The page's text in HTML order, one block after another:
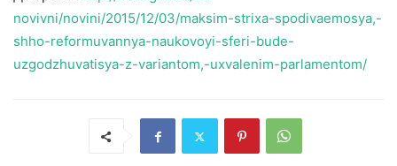
novivni/novini/2015/12/03/maksim-strixa-spodivaemosya,-
shho-reformuvannya-naukovoyi-sferi-bude-
uzgodzhuvatisya-z-variantom,-uxvalenim-parlamentom/